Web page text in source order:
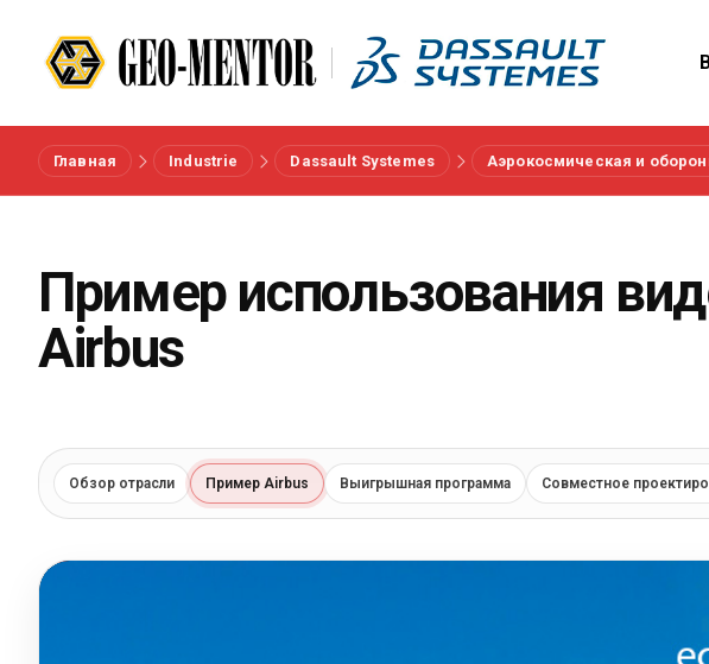
Меню
Референсы
О нас
Язык
Главная Industrie Dassault Systemes Аэрокосмическая и
Пример использования
Airbus
Обзор отрасли Пример Airbus Выигрышная программа Совместное